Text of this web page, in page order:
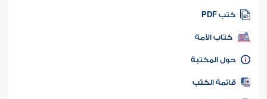
كتب PDF
كتاب الأمة
المكتبة